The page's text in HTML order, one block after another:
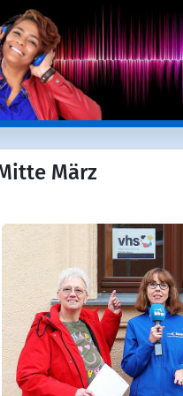
März